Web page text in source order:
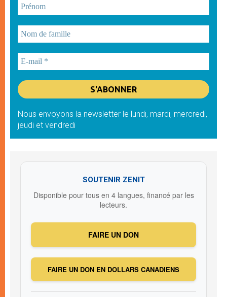
Nous envoyons la newsletter le lundi, mardi, mercredi,
jeudi et vendredi
SOUTENIR ZENIT
Disponible pour tous en 4 langues, financé par les
lecteurs.
FAIRE UN DON
FAIRE UN DON EN DOLLARS CANADIENS